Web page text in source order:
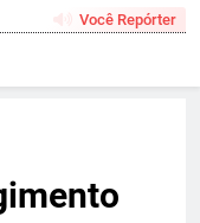
Você Repórter